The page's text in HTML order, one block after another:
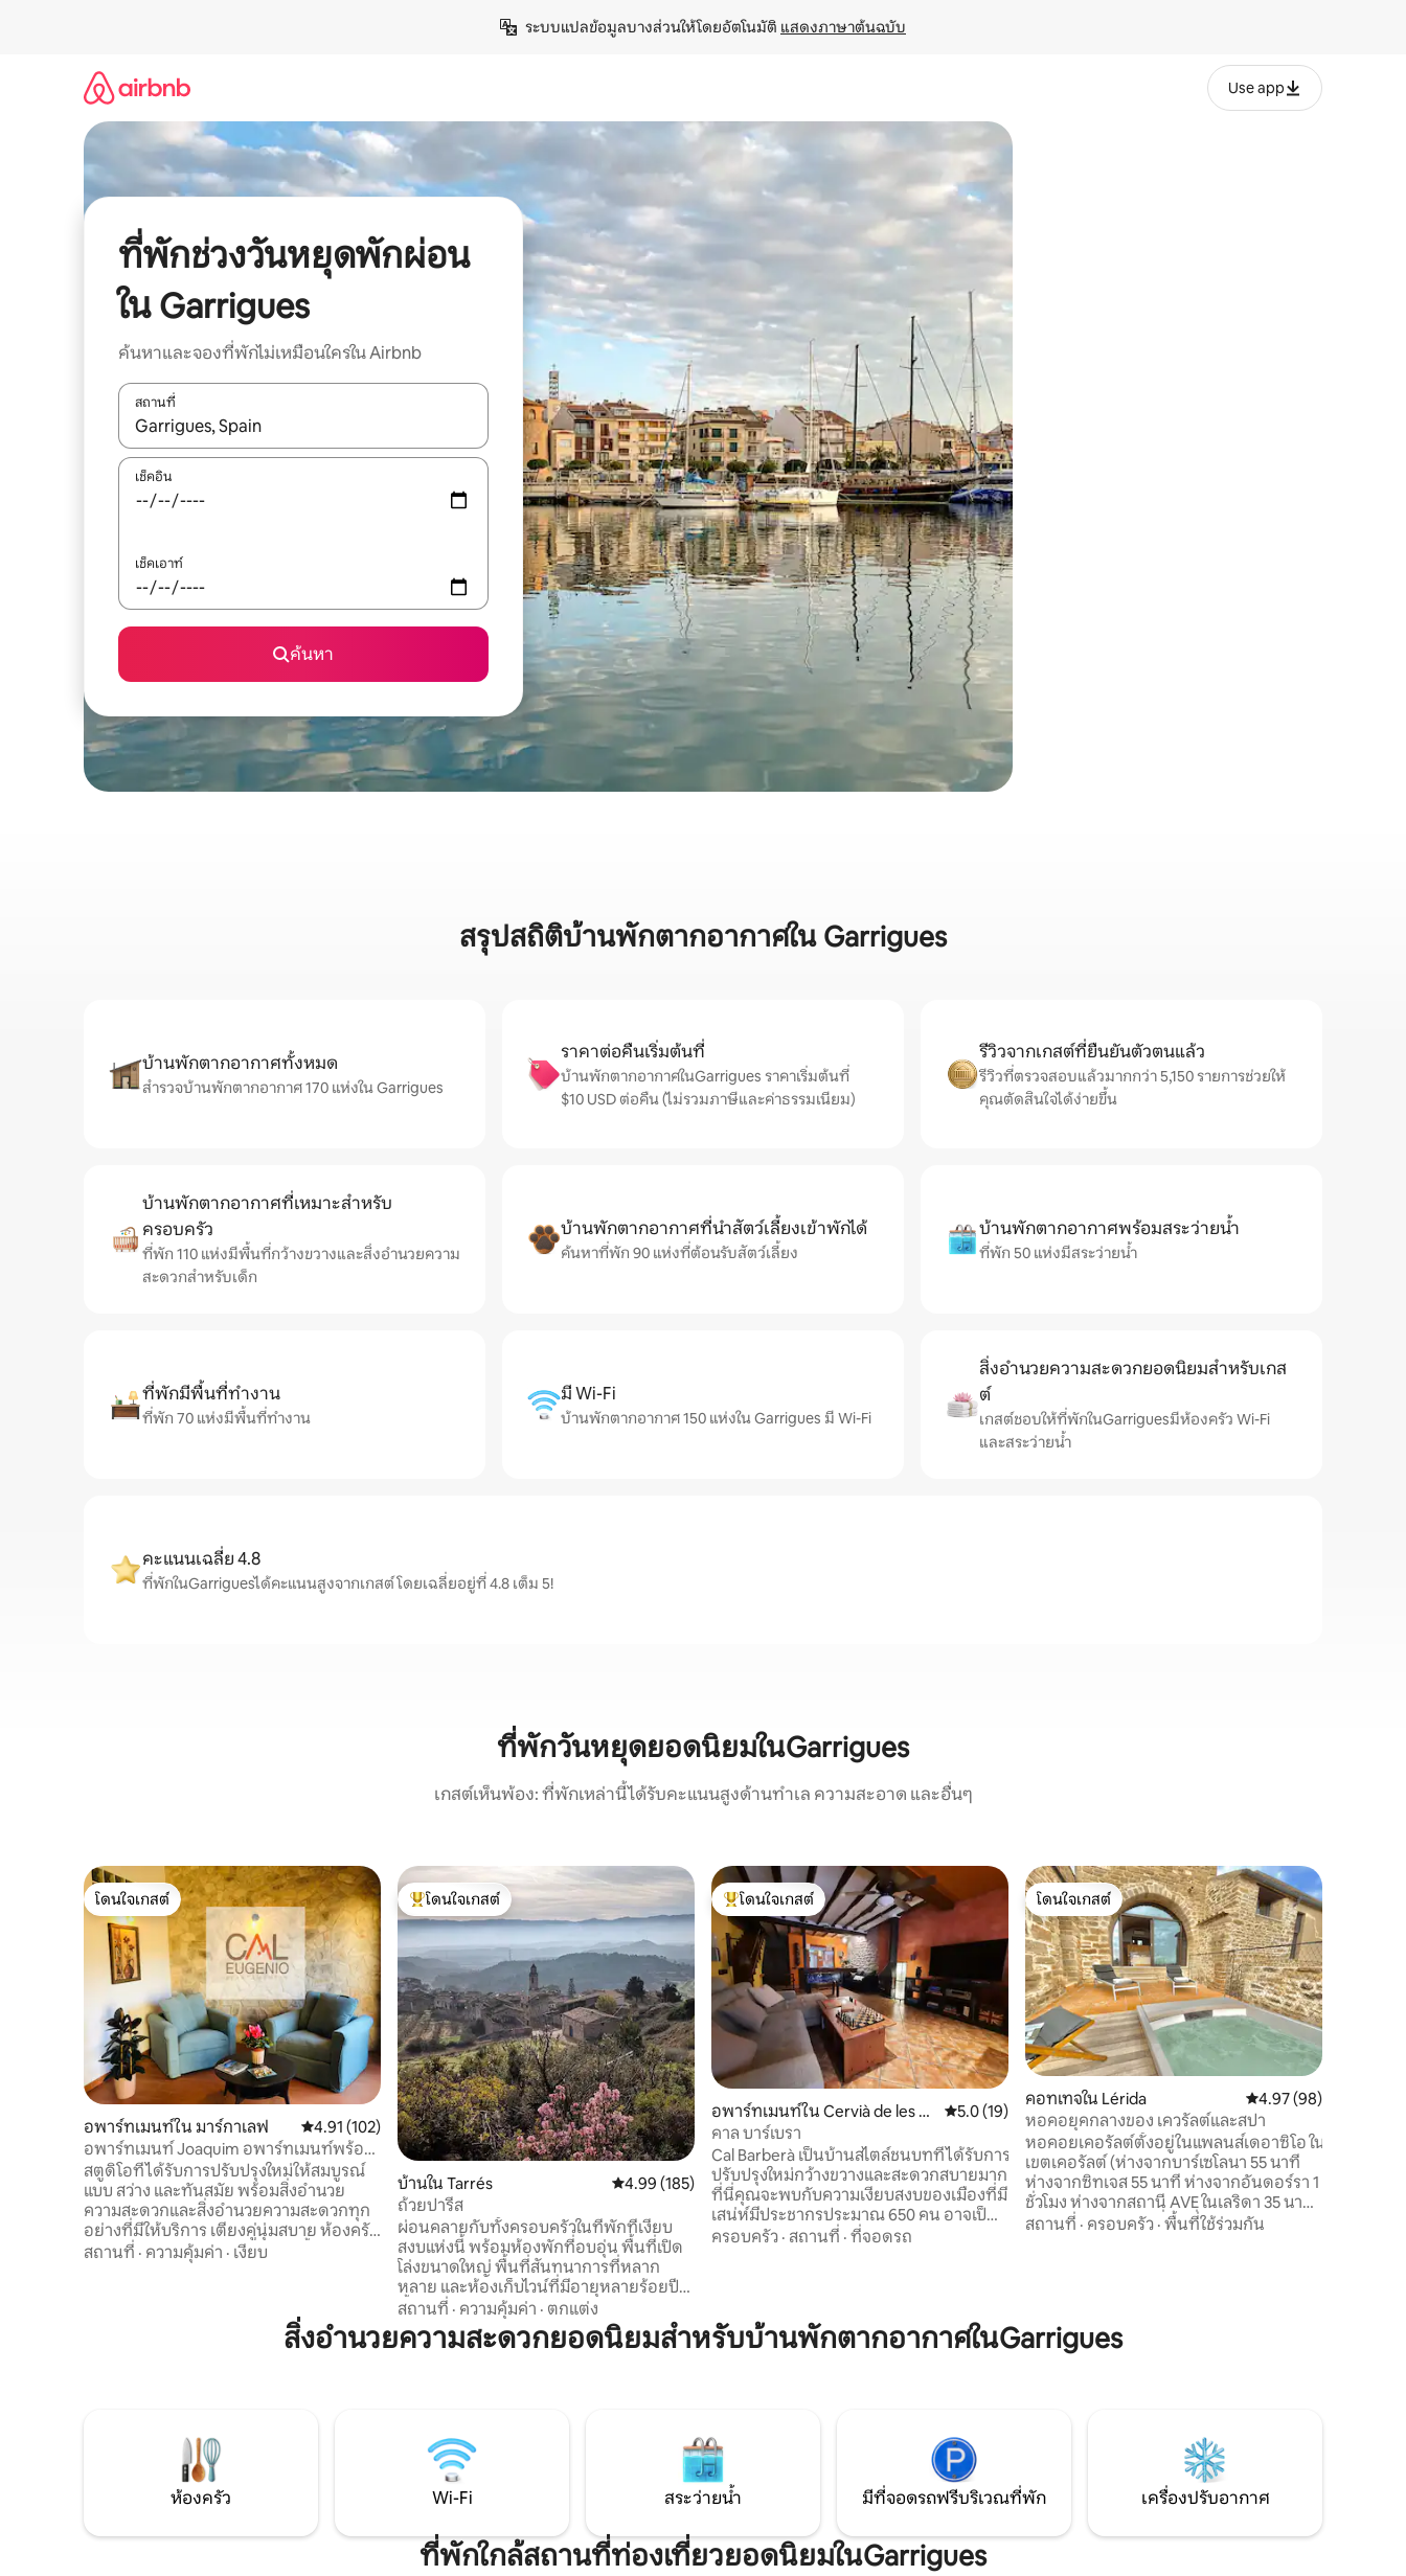
ระบบแปลข้อมูลบางส่วนให้โดยอัตโนมัติ แสดงภาษาต้นฉบับ
Use app
ที่พักช่วงวันหยุดพักผ่อน
ใน Garrigues
ค้นหาและจองที่พักไม่เหมือนใครใน Airbnb
สถานที่
ใช้ลูกศรขึ้นลง หรือใช้การสัมผัสหรือปัด เพื่อสำรวจผลการค้นหา
เช็คอิน
เช็คเอาท์
ค้นหา
สรุปสถิติบ้านพักตากอากาศใน Garrigues
บ้านพักตากอากาศทั้งหมด
สำรวจบ้านพักตากอากาศ 170 แห่งใน Garrigues
ราคาต่อคืนเริ่มต้นที่
บ้านพักตากอากาศในGarrigues ราคาเริ่มต้นที่
$10 USD ต่อคืน (ไม่รวมภาษีและค่าธรรมเนียม)
รีวิวจากเกสต์ที่ยืนยันตัวตนแล้ว
รีวิวที่ตรวจสอบแล้วมากกว่า 5,150 รายการช่วยให้
คุณตัดสินใจได้ง่ายขึ้น
บ้านพักตากอากาศที่เหมาะสำหรับ
ครอบครัว
ที่พัก 110 แห่งมีพื้นที่กว้างขวางและสิ่งอำนวยความ
สะดวกสำหรับเด็ก
บ้านพักตากอากาศที่นำสัตว์เลี้ยงเข้าพักได้
ค้นหาที่พัก 90 แห่งที่ต้อนรับสัตว์เลี้ยง
บ้านพักตากอากาศพร้อมสระว่ายน้ำ
ที่พัก 50 แห่งมีสระว่ายน้ำ
ที่พักมีพื้นที่ทำงาน
ที่พัก 70 แห่งมีพื้นที่ทำงาน
มี Wi-Fi
บ้านพักตากอากาศ 150 แห่งใน Garrigues มี Wi-Fi
สิ่งอำนวยความสะดวกยอดนิยมสำหรับเกส
ต์
เกสต์ชอบให้ที่พักในGarriguesมีห้องครัว Wi-Fi
และสระว่ายน้ำ
คะแนนเฉลี่ย 4.8
ที่พักในGarriguesได้คะแนนสูงจากเกสต์ โดยเฉลี่ยอยู่ที่ 4.8 เต็ม 5!
ที่พักวันหยุดยอดนิยมในGarrigues
เกสต์เห็นพ้อง: ที่พักเหล่านี้ได้รับคะแนนสูงด้านทำเล ความสะอาด และอื่นๆ
โดนใจเกสต์
โดนใจเกสต์
อพาร์ทเมนท์ใน มาร์กาเลฟ คะแนนเฉลี่ย 4.91 จาก 5, 102 รีวิว
4.91 (102)
อพาร์ทเมนท์ Joaquim อพาร์ทเมนท์พร้อม
เตียงคิงไซส์
สตูดิโอที่ได้รับการปรับปรุงใหม่ให้สมบูรณ์
แบบ สว่าง และทันสมัย พร้อมสิ่งอำนวย
ความสะดวกและสิ่งอำนวยความสะดวกทุก
อย่างที่มีให้บริการ เตียงคู่นุ่มสบาย ห้องครัว
พร้อมอุปกรณ์ครบครันและห้องน้ำเต็มรูป
แบบ ตั้งอยู่ใจกลางเมืองเพื่อให้คุณ
อันยอดเยี่ยมในหมู่บ้าน นอกจากนี้ยังมี
บริการสนับสนุนตลอด 24 ชั่วโมงและความ
45 ตารางเมตรและระเบียง 15 ตารางเมตร
เหมาะสำหรับสองคน เพดานของพวกเขาสูง
มีฟอร์ราโดไม้ และตู้เสื้อผ้าขนาดใหญ่ คุณจะ
เพลิดเพลินไปกับเตียงขนาดคิงไซส์ ตัวเลือก
เตียงเสริมสำหรับเด็กและ/หรือทารก ห้อง
สถานที่ · ความคุ้มค่า · เงียบ
โดนใจเกสต์ที่สุด
โดนใจเกสต์
บ้านใน Tarrés คะแนนเฉลี่ย 4.99 จาก 5, 185 รีวิว
4.99 (185)
ถ้วยปารีส
ผ่อนคลายกับทั้งครอบครัวในที่พักที่เงียบ
สงบแห่งนี้ พร้อมห้องพักที่อบอุ่น พื้นที่เปิด
โล่งขนาดใหญ่ พื้นที่สันทนาการที่หลาก
หลาย และห้องเก็บไวน์ที่มีอายุหลายร้อยปี
ตั้งอยู่ในหมู่บ้านเล็กๆ ตรงหน้าภูเขาแห่ง
ปราเดส ล้อมรอบด้วยต้นมะกอก ต้นอัล
มอนด์ และไร่ปลูกพืช ที่นี่คุณจะเพลิดเพลิน
ท้องฟ้าที่เต็มไปด้วยดาวนับไม่ถ้วนและ
กิจกรรมทางวัฒนธรรมที่หล่อเลี้ยงจิต
วิญญาณของคุณ ยินดีต้อนรับ
สถานที่ · ความคุ้มค่า · ตกแต่ง
โดนใจเกสต์ที่สุด
โดนใจเกสต์
อพาร์ทเมนท์ใน Cervià de les Ga
rrigues
คะแนนเฉลี่ย 5.0 จาก 5, 19 รีวิว
5.0 (19)
คาล บาร์เบรา
Cal Barberà เป็นบ้านสไตล์ชนบทที่ได้รับการ
ปรับปรุงใหม่กว้างขวางและสะดวกสบายมาก
ที่นี่คุณจะพบกับความเงียบสงบของเมืองที่มี
เสน่ห์มีประชากรประมาณ 650 คน อาจเป็น
จุดหมายปลายทางในการเดินทางของคุณ
Salou, Port Aventura 45 นาที 20 นาทีจาก
เมือง Montblanc และ Monastery of Poblet
ครอบครัว · สถานที่ · ที่จอดรถ
โดนใจเกสต์
โดนใจเกสต์
คอทเทจใน Lérida คะแนนเฉลี่ย 4.97 จาก
4.97 (98)
หอคอยุคกลางของ เควรัลต์และสปา
หอคอยเคอรัลต์ตั้งอยู่ในแพลนส์เดอาซิโอ ใน
เขตเคอรัลต์ (ห่างจากบาร์เซโลนา 55 นาที
ห่างจากซิทเจส 55 นาที ห่างจากอันดอร์รา 1
ชั่วโมง ห่างจากสถานี AVE ในเลริดา 35 นาที)
หอคอยในศตวรรษที่ 16 ที่ได้รับการบูรณะ
Viña de la Era เก่า ร่องลึกให้ไปเยี่ยมชม ห้อง
ครัวกลางแจ้ง บาร์บีคิว สนามฟุตบอล สนาม
สถานที่ · ครอบครัว · พื้นที่ใช้ร่วมกัน
สิ่งอำนวยความสะดวกยอดนิยมสำหรับบ้านพักตากอากาศในGarrigues
ห้องครัว Wi-Fi สระว่ายน้ำ มีที่จอดรถฟรีบริเวณที่พัก เครื่องปรับอากาศ
ที่พักใกล้สถานที่ท่องเที่ยวยอดนิยมในGarrigues